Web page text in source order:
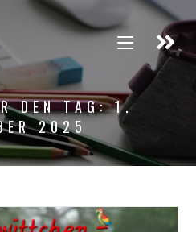
DEN TAG: 1.
2025